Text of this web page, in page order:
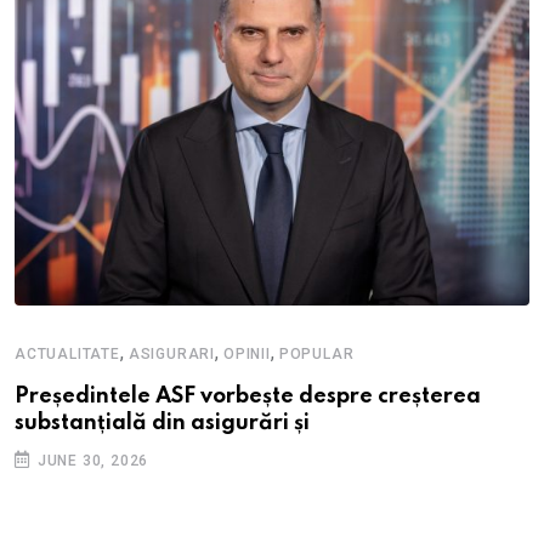
ACTUALITATE, ASIGURARI,OPINII, POPULAR
Președintele ASF vorbește despre creșterea
substanțială din asigurări și
JUNE 30, 2026